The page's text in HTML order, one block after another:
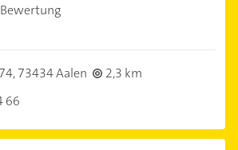
73434 Aalen
2,3 km
66